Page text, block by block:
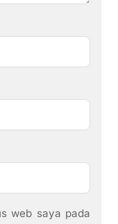
web saya pada